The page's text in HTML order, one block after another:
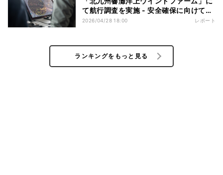
て航行調査を実施 - 安全確保に向けてレ
ーダー偽像や視認性を確認
2026/04/28 18:00 レポート
ランキングをもっと見る